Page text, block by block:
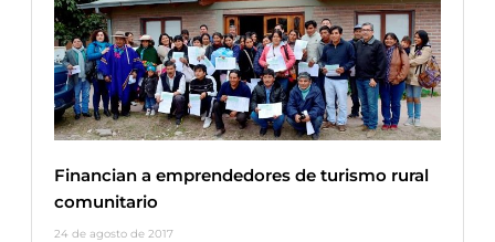
Financian a emprendedores de turismo rural
comunitario
24 de agosto de 2017